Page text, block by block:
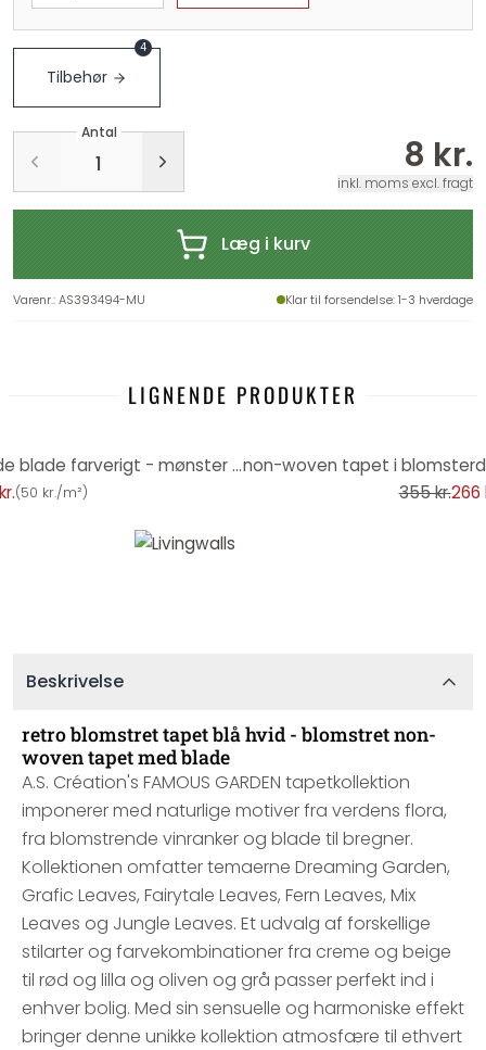
Tilbehør
4
Antal
8 kr.
inkl. moms excl. fragt
Læg i kurv
Varenr.:AS393494-MU Klar til forsendelse: 1-3 hverdage
LIGNENDE PRODUKTER
blomstret tapet med blandede blade farverigt - mønster tapet blå grøn gul
(50 kr./m²) 355 kr.266
Beskrivelse
retro blomstret tapet blå hvid - blomstret non-
woven tapet med blade
A.S. Création's FAMOUS GARDEN tapetkollektion
imponerer med naturlige motiver fra verdens flora,
fra blomstrende vinranker og blade til bregner.
Kollektionen omfatter temaerne Dreaming Garden,
Grafic Leaves, Fairytale Leaves, Fern Leaves, Mix
Leaves og Jungle Leaves. Et udvalg af forskellige
stilarter og farvekombinationer fra creme og beige
til rød og lilla og oliven og grå passer perfekt ind i
enhver bolig. Med sin sensuelle og harmoniske effekt
bringer denne unikke kollektion atmosfære til ethvert